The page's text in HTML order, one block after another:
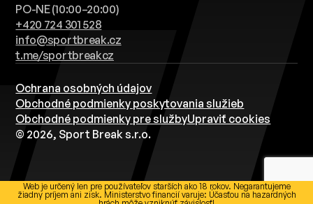
PO-NE (10:00–20:00)
+420 724 301 528
info@sportbreak.cz
t.me/sportbreakcz
Ochrana osobných údajov
Obchodné podmienky poskytovania služieb
Obchodné podmienky pre službyUpraviť cookies
© 2026, Sport Break s.r.o.
Web je určený len pre používateľov starších ako 18 rokov. Negarantujeme
žiadny príjem ani zisk. Ministerstvo financií varuje: Účasťou na hazardných